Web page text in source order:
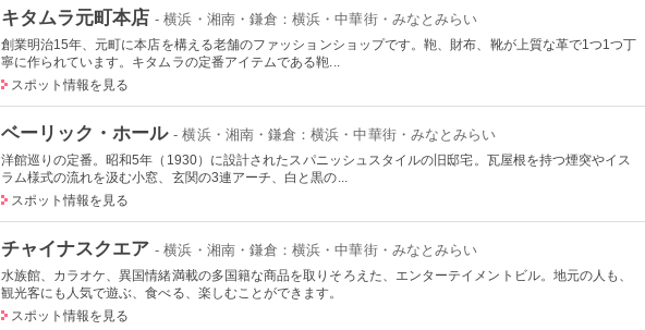
キタムラ元町本店 - 横浜・湘南・鎌倉：横浜・中華街・みなとみらい
創業明治15年、元町に本店を構える老舗のファッションショップです。鞄、財布、靴が上質な革で1つ1つ丁
寧に作られています。キタムラの定番アイテムである鞄...
スポット情報を見る
ベーリック・ホール - 横浜・湘南・鎌倉：横浜・中華街・みなとみらい
洋館巡りの定番。昭和5年（1930）に設計されたスパニッシュスタイルの旧邸宅。瓦屋根を持つ煙突やイス
ラム様式の流れを汲む小窓、玄関の3連アーチ、白と黒の...
スポット情報を見る
チャイナスクエア - 横浜・湘南・鎌倉：横浜・中華街・みなとみらい
水族館、カラオケ、異国情緒満載の多国籍な商品を取りそろえた、エンターテイメントビル。地元の人も、
観光客にも人気で遊ぶ、食べる、楽しむことができます。
スポット情報を見る